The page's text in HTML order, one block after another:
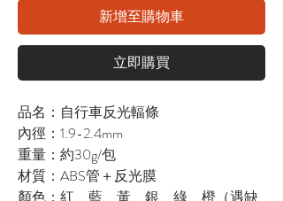
新增至購物車
立即購買
品名：自行車反光輻條
內徑：1.9-2.4mm
重量：約30g/包
材質：ABS管＋反光膜
顏色：紅、藍、黃、銀、綠、橙（遇缺